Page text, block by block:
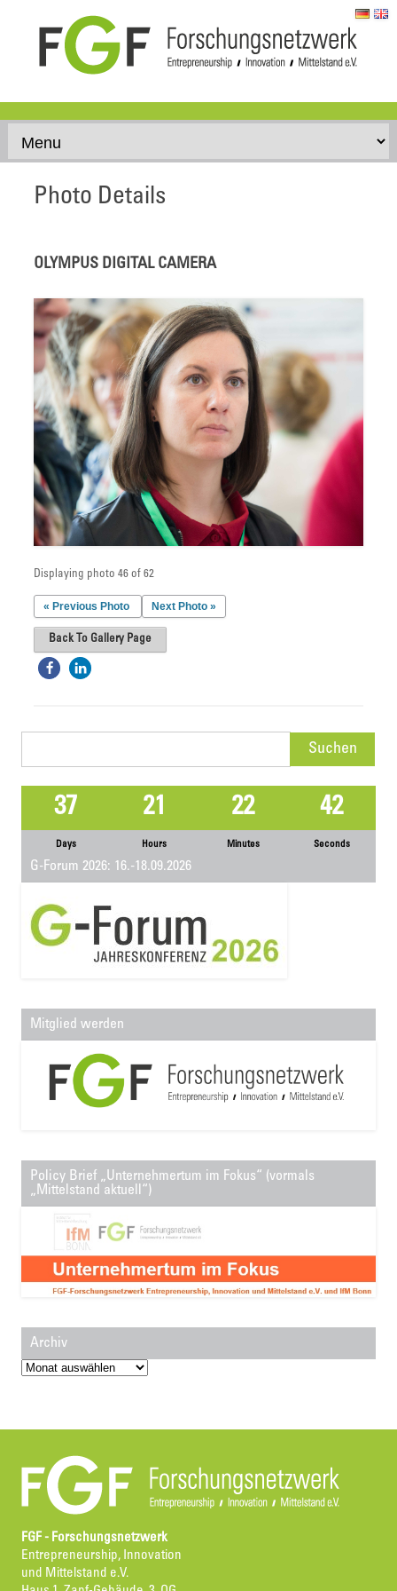
Skip to content
Photo Details
OLYMPUS DIGITAL CAMERA
Displaying photo 46 of 62
« Previous Photo Next Photo »
Back To Gallery Page
37
Days
21
Hours
22
Minutes
42
Seconds
G-Forum 2026: 16.-18.09.2026
Mitglied werden
Policy Brief „Unternehmertum im Fokus“ (vormals
„Mittelstand aktuell“)
Archiv
Archiv
FGF - Forschungsnetzwerk
Entrepreneurship, Innovation
und Mittelstand e.V.